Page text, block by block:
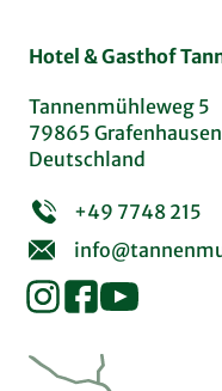
Hotel & Gasthof
Tannenmühleweg 5
79865 Grafenhausen
Deutschland
+49 7748 215